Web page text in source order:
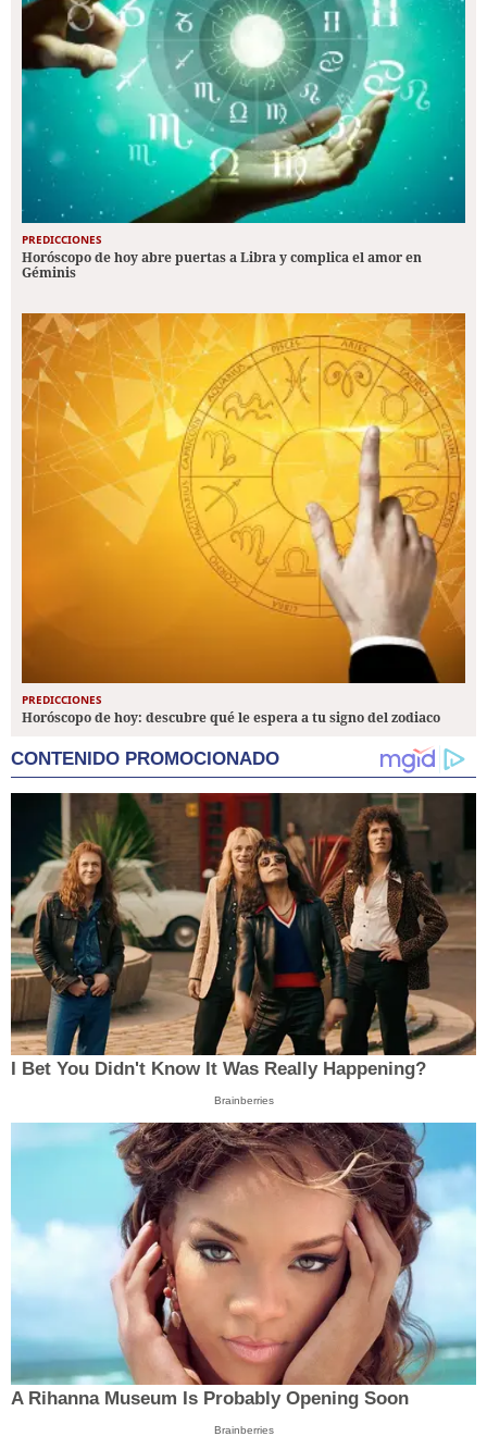
PREDICCIONES
Horóscopo de hoy abre puertas a Libra y complica el amor en
Géminis
PREDICCIONES
Horóscopo de hoy: descubre qué le espera a tu signo del zodiaco
CONTENIDO PROMOCIONADO
I Bet You Didn't Know It Was Really Happening?
Brainberries
A Rihanna Museum Is Probably Opening Soon
Brainberries